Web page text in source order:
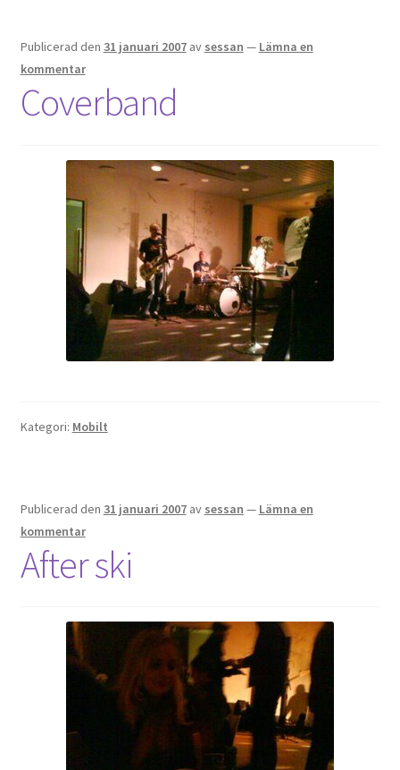
Barn?
Önskelista
Önska musik
Mitt konto
Publicerad den 31 januari 2007 av sessan — Lämna en
kommentar
Coverband
Kategori: Mobilt
Publicerad den 31 januari 2007 av sessan — Lämna en
kommentar
After ski